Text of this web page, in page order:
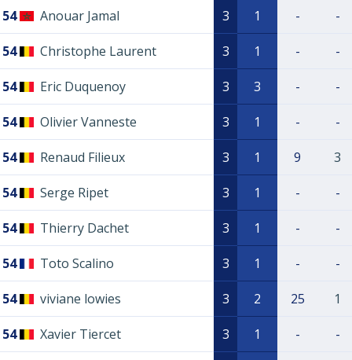
54 Anouar Jamal 3 1 - -
54 Christophe Laurent 3 1 - -
54 Eric Duquenoy 3 3 - -
54 Olivier Vanneste 3 1 - -
54 Renaud Filieux 3 1 9 3
54 Serge Ripet 3 1 - -
54 Thierry Dachet 3 1 - -
54 Toto Scalino 3 1 - -
54 viviane lowies 3 2 25 1
54 Xavier Tiercet 3 1 - -